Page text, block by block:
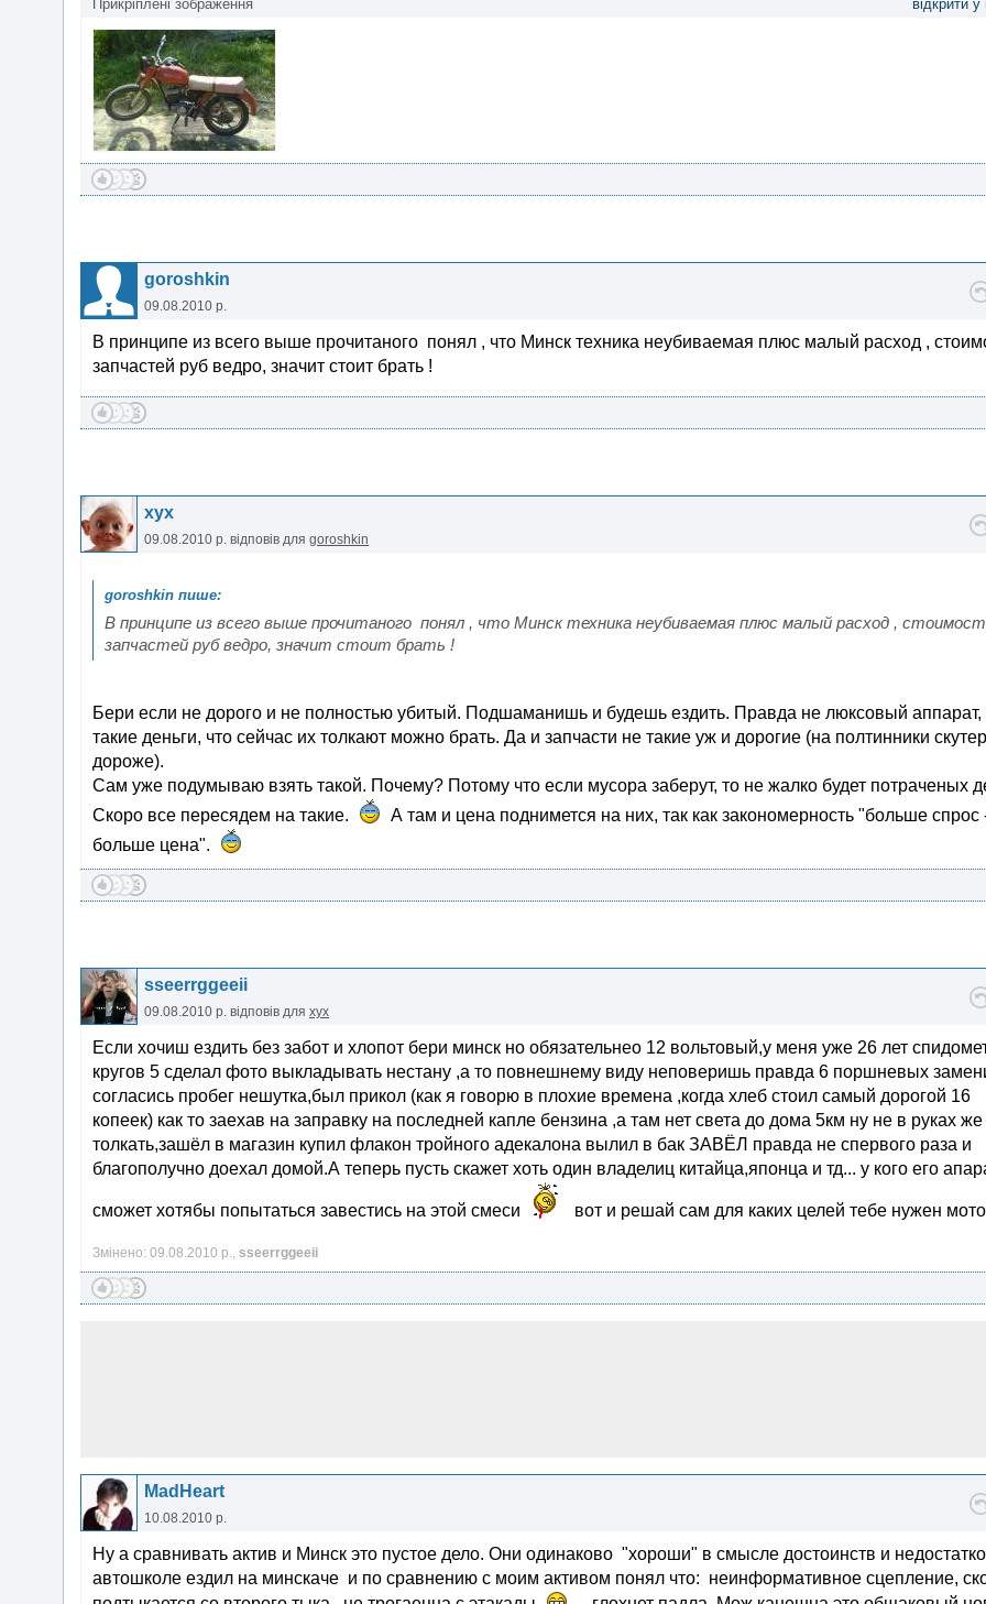
Прикріплені зображення
відкрити у
goroshkin
09.08.2010 р.
В принципе из всего выше прочитаного понял , что Минск техника неубиваемая плюс малый расход ,
запчастей руб ведро, значит стоит брать !
xyx
09.08.2010 р. відповів для goroshkin
В принципе из всего выше прочитаного понял , что Минск техника неубиваемая плюс малый расход ,
запчастей руб ведро, значит стоит брать !
Бери если не дорого и не полностью убитый. Подшаманишь и будешь ездить. Правда не люксовый аппарат,
такие деньги, что сейчас их толкают можно брать. Да и запчасти не такие уж и дорогие (на полтинники
дороже).
Сам уже подумываю взять такой. Почему? Потому что если мусора заберут, то не жалко будет потраченых
Скоро все пересядем на такие.
А там и цена поднимется на них, так как закономерность "больше спрос
больше цена".
sseerrggeeii
09.08.2010 р. відповів для xyx
Если хочиш ездить без забот и хлопот бери минск но обязательнео 12 вольтовый,у меня уже 26 лет
кругов 5 сделал фото выкладывать нестану ,а то повнешнему виду неповеришь правда 6 поршневых
согласись пробег нешутка,был прикол (как я говорю в плохие времена ,когда хлеб стоил самый дорогой 16
копеек) как то заехав на заправку на последней капле бензина ,а там нет света до дома 5км ну не в руках же
толкать,зашёл в магазин купил флакон тройного адекалона вылил в бак ЗАВЁЛ правда не спервого раза и
благополучно доехал домой.А теперь пусть скажет хоть один владелиц китайца,японца и тд... у кого его
сможет хотябы попытаться завестись на этой смеси вот и решай сам для каких целей тебе нужен
Змінено: 09.08.2010 р., sseerrggeeii
MadHeart
10.08.2010 р.
Ну а сравнивать актив и Минск это пустое дело. Они одинаково "хороши" в смысле достоинств и
автошколе ездил на минскаче и по сравнению с моим активом понял что: неинформативное сцепление,